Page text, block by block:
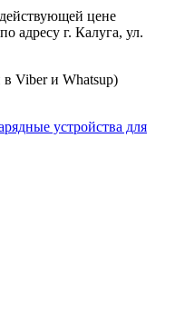
цене
адресу г. Калуга, ул.
в Viber и Whatsup)
устройства для